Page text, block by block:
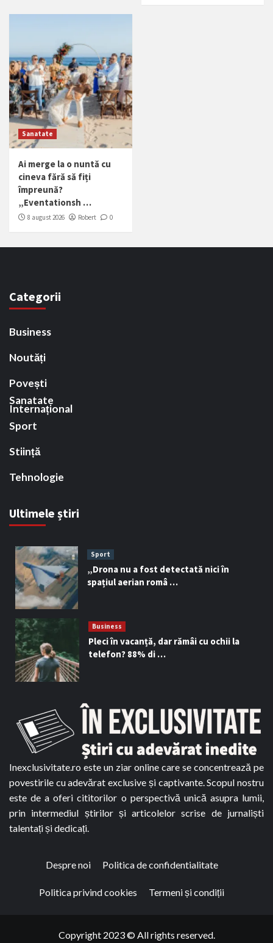
Sanatate
Ai merge la o nuntă cu
cineva fără să fiți
împreună?
„Eventationsh …
8 august 2026 Robert 0
Categorii
Business
Noutăți
Povești
Internațional
Sanatate
Sport
Stiință
Tehnologie
Ultimele știri
Sport
„Drona nu a fost detectată nici în
spațiul aerian româ …
Business
Pleci în vacanță, dar rămâi cu ochii la
telefon? 88% di …
Inexclusivitate.ro este un ziar online care se concentrează pe
povestirile cu adevărat exclusive și captivante. Scopul nostru
este de a oferi cititorilor o perspectivă unică asupra lumii,
prin intermediul știrilor și articolelor scrise de jurnaliști
talentați și dedicați.
Despre noi Politica de confidentialitate
Politica privind cookies Termeni și condiții
Copyright 2023 © All rights reserved.